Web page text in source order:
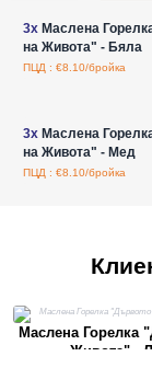
3xМаслена
на Живота" - Бяла
ПЦД : €8.10/бройка
3xМаслена
на Живота" - Мед
ПЦД : €8.10/бройка
Маслена Горелка
Живота" -